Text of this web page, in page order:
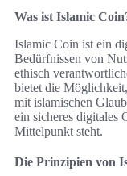
Was ist Islamic
Islamic Coin ist ein
Bedürfnissen von
ethisch
bietet die
mit islamischen
ein sicheres digitales
Mittelpunkt steht.
Die Prinzipien von